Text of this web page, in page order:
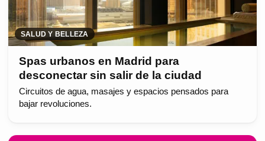
SALUD Y BELLEZA
Spas urbanos en Madrid para
desconectar sin salir de la ciudad
Circuitos de agua, masajes y espacios pensados para
bajar revoluciones.